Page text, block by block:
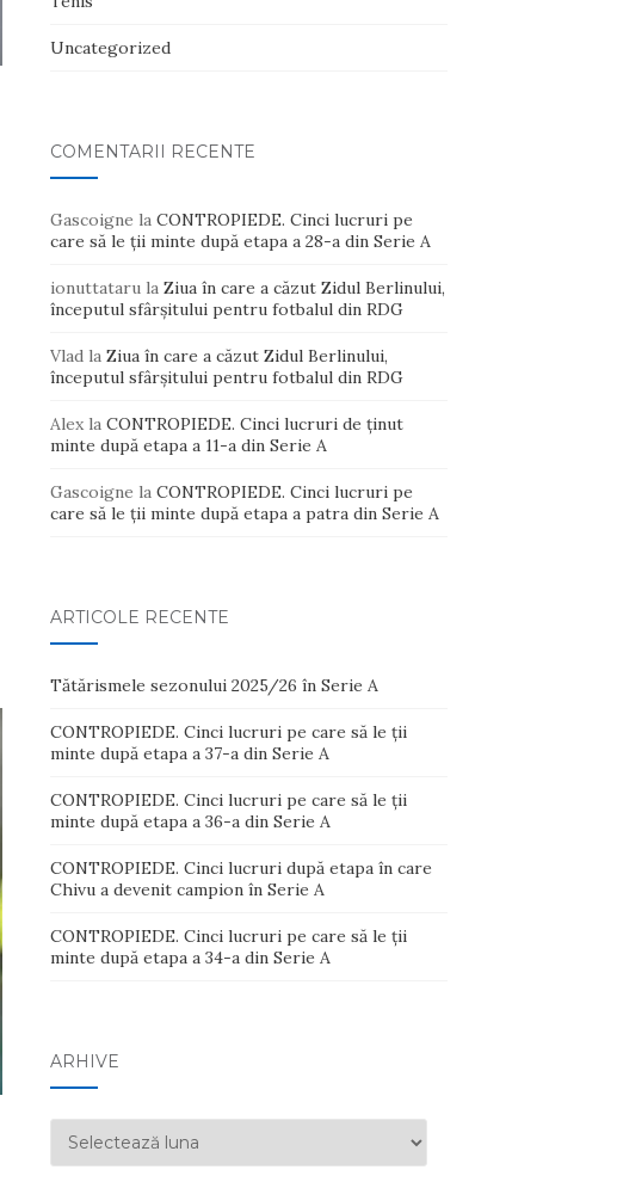
Uncategorized
COMENTARII RECENTE
Gascoigne la CONTROPIEDE. Cinci lucruri pe
care să le ții minte după etapa a 28-a din Serie A
ionuttatarula Ziua în care a căzut Zidul Berlinului,
începutul sfârșitului pentru fotbalul din RDG
Vladla Ziua în care a căzut Zidul Berlinului,
începutul sfârșitului pentru fotbalul din RDG
Alexla CONTROPIEDE. Cinci lucruri de ținut
minte după etapa a 11-a din Serie A
Gascoigne la CONTROPIEDE. Cinci lucruri pe
care să le ții minte după etapa a patra din Serie A
ARTICOLE RECENTE
Tătărismele sezonului 2025/26 în Serie A
CONTROPIEDE. Cinci lucruri pe care să le ții
minte după etapa a 37-a din Serie A
CONTROPIEDE. Cinci lucruri pe care să le ții
minte după etapa a 36-a din Serie A
CONTROPIEDE. Cinci lucruri după etapa în care
Chivu a devenit campion în Serie A
CONTROPIEDE. Cinci lucruri pe care să le ții
minte după etapa a 34-a din Serie A
ARHIVE
Arhive